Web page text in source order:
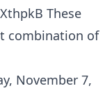
These
combination of
November 7,